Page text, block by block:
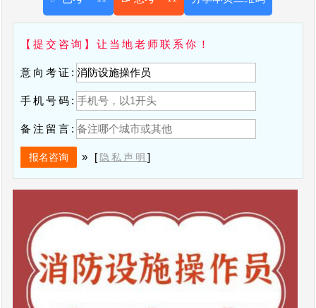
【提交咨询】让当地老师联系你！
意向考证:
手机号码:
备注留言:
» [隐私声明]